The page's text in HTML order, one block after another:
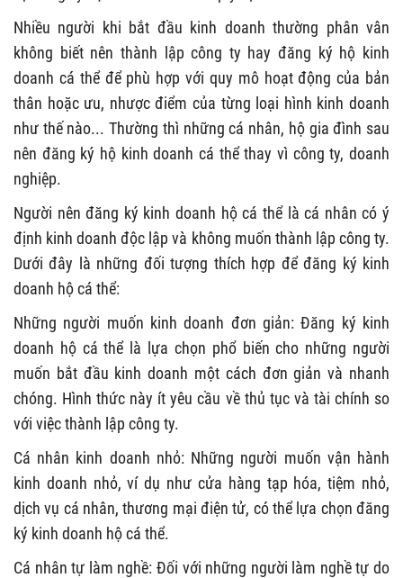
Nhiều người khi bắt đầu kinh doanh thường phân vân
không biết nên thành lập công ty hay đăng ký hộ kinh
doanh cá thể để phù hợp với quy mô hoạt động của bản
thân hoặc ưu, nhược điểm của từng loại hình kinh doanh
như thế nào... Thường thì những cá nhân, hộ gia đình sau
nên đăng ký hộ kinh doanh cá thể thay vì công ty, doanh
nghiệp.
Người nên đăng ký kinh doanh hộ cá thể là cá nhân có ý
định kinh doanh độc lập và không muốn thành lập công ty.
Dưới đây là những đối tượng thích hợp để đăng ký kinh
doanh hộ cá thể:
Những người muốn kinh doanh đơn giản: Đăng ký kinh
doanh hộ cá thể là lựa chọn phổ biến cho những người
muốn bắt đầu kinh doanh một cách đơn giản và nhanh
chóng. Hình thức này ít yêu cầu về thủ tục và tài chính so
với việc thành lập công ty.
Cá nhân kinh doanh nhỏ: Những người muốn vận hành
kinh doanh nhỏ, ví dụ như cửa hàng tạp hóa, tiệm nhỏ,
dịch vụ cá nhân, thương mại điện tử, có thể lựa chọn đăng
ký kinh doanh hộ cá thể.
Cá nhân tự làm nghề: Đối với những người làm nghề tự do